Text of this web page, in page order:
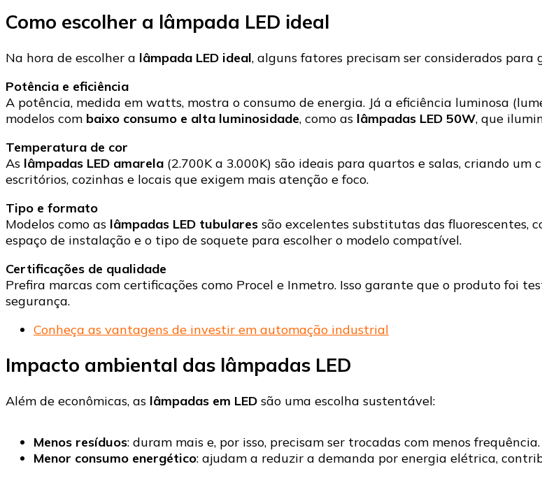
Como escolher a lâmpada LED ideal
Na hora de escolher a lâmpada LED ideal, alguns fatores precisam ser considerados
Potência e eficiência
A potência, medida em watts, mostra o consumo de energia. Já a eficiência luminosa
modelos com baixo consumo e alta luminosidade, como as lâmpadas LED 50W, que
Temperatura de cor
As lâmpadas LED amarela (2.700K a 3.000K) são ideais para quartos e salas, criando
escritórios, cozinhas e locais que exigem mais atenção e foco.
Tipo e formato
Modelos como as lâmpadas LED tubulares são excelentes substitutas das fluorescentes,
espaço de instalação e o tipo de soquete para escolher o modelo compatível.
Certificações de qualidade
Prefira marcas com certificações como Procel e Inmetro. Isso garante que o produto foi
segurança.
Conheça as vantagens de investir em automação industrial
Impacto ambiental das lâmpadas LED
Além de econômicas, as lâmpadas em LED são uma escolha sustentável:
Menos resíduos: duram mais e, por isso, precisam ser trocadas com menos frequência.
Menor consumo energético: ajudam a reduzir a demanda por energia elétrica,